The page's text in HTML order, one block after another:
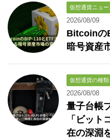
仮想通貨ニュー
2026/08/09
Bitcoinの
暗号資産
仮想通貨の種類
2026/08/08
量子台帳
「ビット
在の深淵